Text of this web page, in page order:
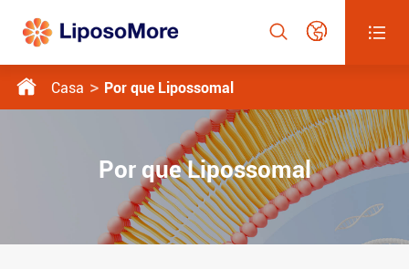
  
 Casa Por que Lipossomal
Por que Lipossomal